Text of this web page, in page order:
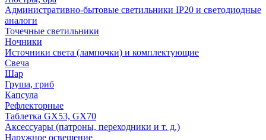
Административно-бытовые светильники IP20 и светодиодные
аналоги
Точечные светильники
Ночники
Источники света (лампочки) и комплектующие
Свеча
Шар
Груша, гриб
Капсула
Рефлекторные
Таблетка GX53, GX70
Аксессуары (патроны, переходники и т. д.)
Наружное освещение